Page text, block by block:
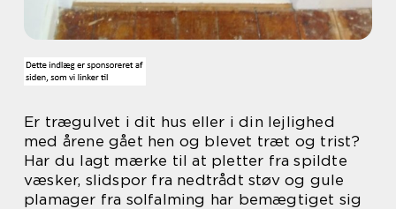
Er trægulvet i dit hus eller i din lejlighed
med årene gået hen og blevet træt og trist?
Har du lagt mærke til at pletter fra spildte
væsker, slidspor fra nedtrådt støv og gule
plamager fra solfalming har bemægtiget sig